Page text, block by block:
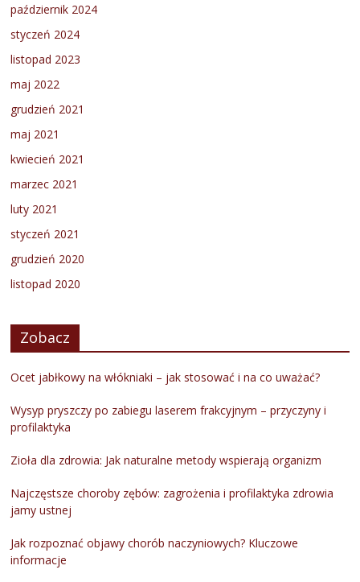
październik 2024
styczeń 2024
listopad 2023
maj 2022
grudzień 2021
maj 2021
kwiecień 2021
marzec 2021
luty 2021
styczeń 2021
grudzień 2020
listopad 2020
Zobacz
Ocet jabłkowy na włókniaki – jak stosować i na co uważać?
Wysyp pryszczy po zabiegu laserem frakcyjnym – przyczyny i
profilaktyka
Zioła dla zdrowia: Jak naturalne metody wspierają organizm
Najczęstsze choroby zębów: zagrożenia i profilaktyka zdrowia
jamy ustnej
Jak rozpoznać objawy chorób naczyniowych? Kluczowe
informacje